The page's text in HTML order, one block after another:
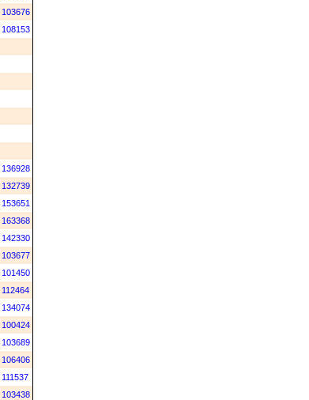
103676
108153
136928
132739
153651
163368
142330
103677
101450
112464
134074
100424
103689
106406
111537
103438